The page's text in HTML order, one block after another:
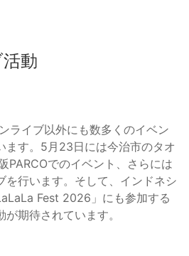
動
ライブ以外にも数多くのイベン
ます。5月23日には今治市のタオ
PARCOでのイベント、さらには
を行います。そして、インドネシ
Fest 2026」にも参加する
期待されています。